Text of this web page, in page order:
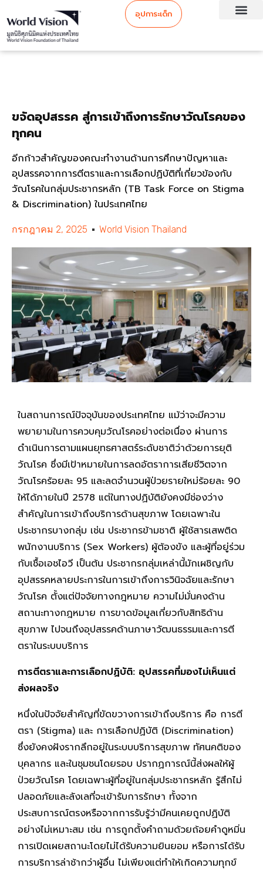
อุปการะเด็ก
ขจัดอุปสรรค สู่การเข้าถึงการรักษาวัณโรคของ
ทุกคน
อีกก้าวสำคัญของคณะทำงานด้านการศึกษาปัญหาและ
อุปสรรคจากการตีตราและการเลือกปฏิบัติที่เกี่ยวข้องกับ
วัณโรคในกลุ่มประชากรหลัก (TB Task Force on Stigma
& Discrimination) ในประเทศไทย
กรกฎาคม 2, 2025 World Vision Thailand
ในสถานการณ์ปัจจุบันของประเทศไทย แม้ว่าจะมีความ
พยายามในการควบคุมวัณโรคอย่างต่อเนื่อง ผ่านการ
ดำเนินการตามแผนยุทธศาสตร์ระดับชาติว่าด้วยการยุติ
วัณโรค ซึ่งมีเป้าหมายในการลดอัตราการเสียชีวิตจาก
วัณโรคร้อยละ 95 และลดจำนวนผู้ป่วยรายใหม่ร้อยละ 90
ให้ได้ภายในปี 2578 แต่ในทางปฏิบัติยังคงมีช่องว่าง
สำคัญในการเข้าถึงบริการด้านสุขภาพ โดยเฉพาะใน
ประชากรบางกลุ่ม เช่น ประชากรข้ามชาติ ผู้ใช้สารเสพติด
พนักงานบริการ (Sex Workers) ผู้ต้องขัง และผู้ที่อยู่ร่วม
กับเชื้อเอชไอวี เป็นต้น ประชากรกลุ่มเหล่านี้มักเผชิญกับ
อุปสรรคหลายประการในการเข้าถึงการวินิจฉัยและรักษา
วัณโรค ตั้งแต่ปัจจัยทางกฎหมาย ความไม่มั่นคงด้าน
สถานะทางกฎหมาย การขาดข้อมูลเกี่ยวกับสิทธิด้าน
สุขภาพ ไปจนถึงอุปสรรคด้านภาษาวัฒนธรรมและการตี
ตราในระบบบริการ
การตีตราและการเลือกปฏิบัติ: อุปสรรคที่มองไม่เห็นแต่
ส่งผลจริง
หนึ่งในปัจจัยสำคัญที่ขัดขวางการเข้าถึงบริการ คือ การตี
ตรา (Stigma) และ การเลือกปฏิบัติ (Discrimination)
ซึ่งยังคงฝังรากลึกอยู่ในระบบบริการสุขภาพ ทัศนคติของ
บุคลากร และในชุมชนโดยรอบ ปรากฏการณ์นี้ส่งผลให้ผู้
ป่วยวัณโรค โดยเฉพาะผู้ที่อยู่ในกลุ่มประชากรหลัก รู้สึกไม่
ปลอดภัยและลังเลที่จะเข้ารับการรักษา ทั้งจาก
ประสบการณ์ตรงหรือจากการรับรู้ว่ามีคนเคยถูกปฏิบัติ
อย่างไม่เหมาะสม เช่น การถูกตั้งคำถามด้วยถ้อยคำดูหมิ่น
การเปิดเผยสถานะโดยไม่ได้รับความยินยอม หรือการได้รับ
การบริการล่าช้ากว่าผู้อื่น ไม่เพียงแต่ทำให้เกิดความทุกข์